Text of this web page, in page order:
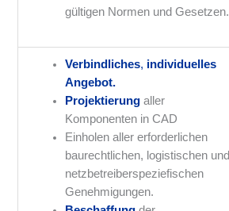
gültigen Normen und Gesetzen.
Verbindliches, individuelles
Angebot.
Projektierung aller
Komponenten in CAD
Einholen aller erforderlichen
baurechtlichen, logistischen und
netzbetreiberspeziefischen
Genehmigungen.